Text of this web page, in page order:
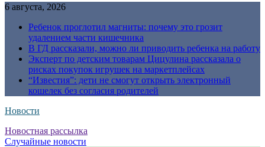
6 августа, 2026
Ребенок проглотил магниты: почему это грозит
удалением части кишечника
В ГД рассказали, можно ли приводить ребенка на работу
Эксперт по детским товарам Цицулина рассказала о
рисках покупок игрушек на маркетплейсах
“Известия”: дети не смогут открыть электронный
кошелек без согласия родителей
Новости
Новостная рассылка
Случайные новости